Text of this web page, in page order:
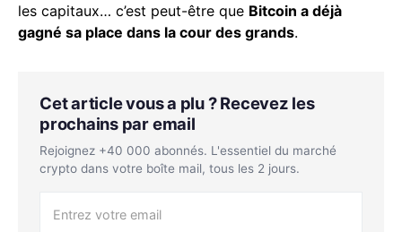
les capitaux… c’est peut-être que Bitcoin a déjà
gagné sa place dans la cour des grands.
Cet article vous a plu ? Recevez les
prochains par email
Rejoignez +40 000 abonnés. L'essentiel du marché
crypto dans votre boîte mail, tous les 2 jours.